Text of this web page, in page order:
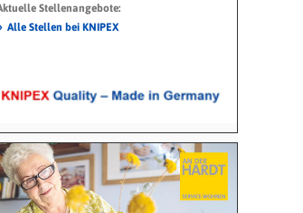
Stellenangebote:
Alle Stellen bei KNIPEX